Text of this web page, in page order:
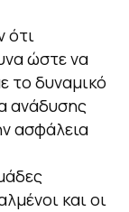
ότι
ώστε να
το δυναμικό
ανάδυσης
ασφάλεια
και οι